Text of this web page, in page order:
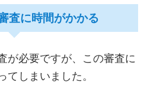
査に時間がかかる
が必要ですが、この審査に
てしまいました。